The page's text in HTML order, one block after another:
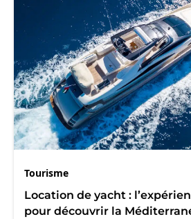
Tourisme
Location de yacht :
pour découvrir la